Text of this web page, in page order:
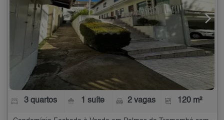
3 quartos 1 suíte 2 vagas 120 m²